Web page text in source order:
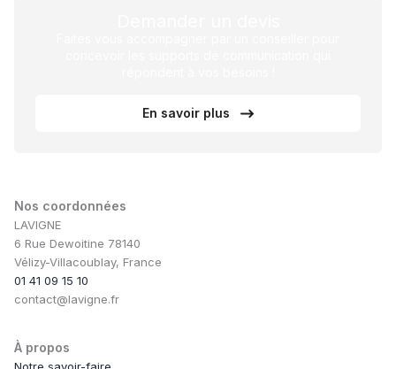
En savoir plus
Nos coordonnées
LAVIGNE
6 Rue Dewoitine 78140
Vélizy-Villacoublay, France
01 41 09 15 10
contact@lavigne.fr
À propos